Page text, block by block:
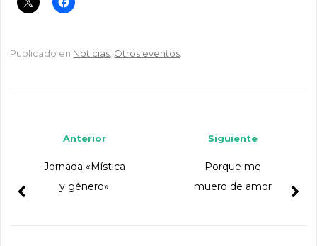
Publicado en Noticias, Otros eventos.
Siguiente
Porque me
muero de amor
Anterior
Jornada «Mística
y género»